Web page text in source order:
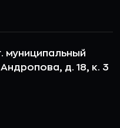
муниципальный
д. 18, к. 3